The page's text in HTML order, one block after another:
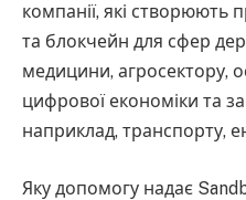
компанії, які створюють
та блокчейн для сфер
медицини, агросектору,
цифрової економіки та
наприклад, транспорту,
Яку допомогу надає